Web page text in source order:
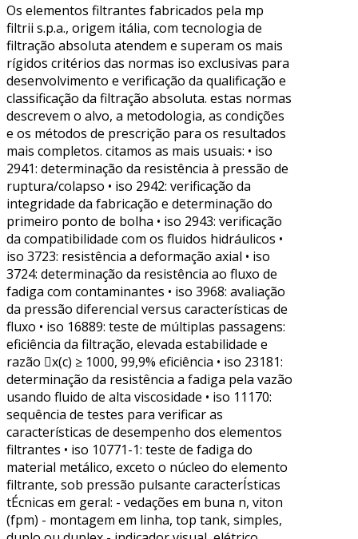
Os elementos filtrantes fabricados pela mp
filtrii s.p.a., origem itália, com tecnologia de
filtração absoluta atendem e superam os mais
rígidos critérios das normas iso exclusivas para
desenvolvimento e verificação da qualificação e
classificação da filtração absoluta. estas normas
descrevem o alvo, a metodologia, as condições
e os métodos de prescrição para os resultados
mais completos. citamos as mais usuais: • iso
2941: determinação da resistência à pressão de
ruptura/colapso • iso 2942: verificação da
integridade da fabricação e determinação do
primeiro ponto de bolha • iso 2943: verificação
da compatibilidade com os fluidos hidráulicos •
iso 3723: resistência a deformação axial • iso
3724: determinação da resistência ao fluxo de
fadiga com contaminantes • iso 3968: avaliação
da pressão diferencial versus características de
fluxo • iso 16889: teste de múltiplas passagens:
eficiência da filtração, elevada estabilidade e
razão x(c) ≥ 1000, 99,9% eficiência • iso 23181:
determinação da resistência a fadiga pela vazão
usando fluido de alta viscosidade • iso 11170:
sequência de testes para verificar as
características de desempenho dos elementos
filtrantes • iso 10771-1: teste de fadiga do
material metálico, exceto o núcleo do elemento
filtrante, sob pressão pulsante caracterÍsticas
tÉcnicas em geral: - vedações em buna n, viton
(fpm) - montagem em linha, top tank, simples,